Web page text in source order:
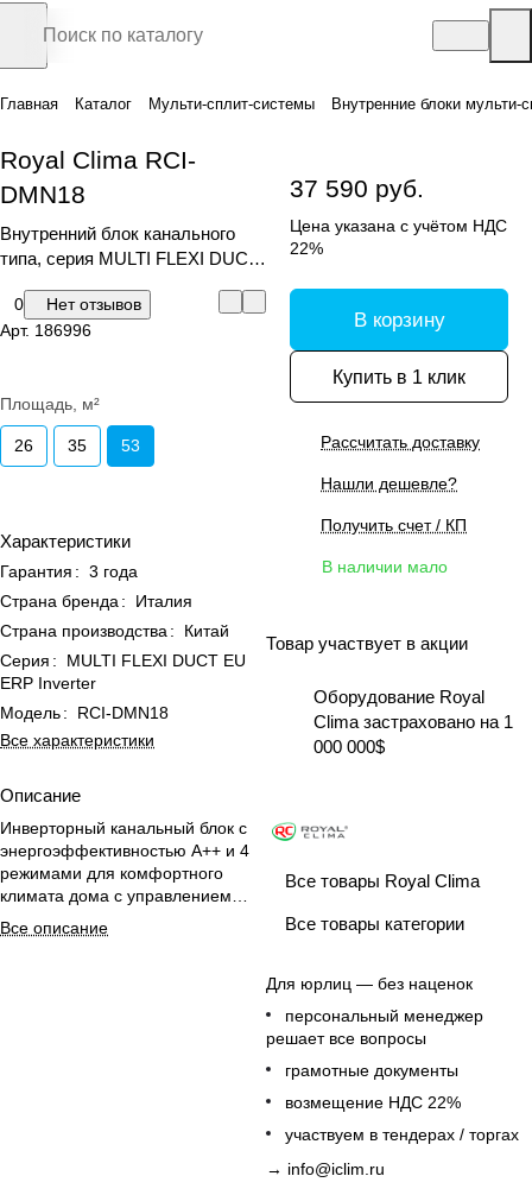
Главная Каталог Мульти-сплит-системы Внутренние блоки мульти-
Royal Clima RCI-
DMN18
Внутренний блок канального
типа, серия MULTI FLEXI DUCT
0
Нет отзывов
Арт. 186996
Площадь, м²
26 35 53
Характеристики
Гарантия : 3 года
Страна бренда :
Италия
Страна производства :
Китай
Серия :
MULTI FLEXI DUCT EU
ERP Inverter
Модель:
RCI-DMN18
Все характеристики
Описание
Инверторный канальный блок с
энергоэффективностью А++ и 4
режимами для комфортного
климата дома с управлением
через Wi-Fi и голосом.
Все описание
37 590 руб.
Цена указана с учётом НДС
22%
В корзину
Купить в 1 клик
Рассчитать доставку
Нашли дешевле?
Получить счет / КП
В наличии мало
Товар участвует в акции
Оборудование Royal
Clima застраховано на 1
000 000$
Все товары Royal Clima
Все товары категории
Для юрлиц — без наценок
персональный менеджер
решает все вопросы
грамотные документы
возмещение НДС 22%
участвуем в тендерах / торгах
→ info@iclim.ru